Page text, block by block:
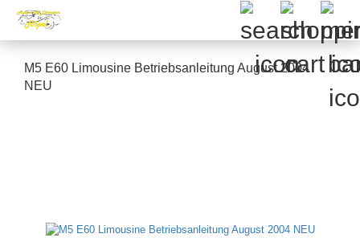
M5 E60 Limousine Betriebsanleitung August 2004
NEU